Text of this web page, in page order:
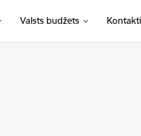
Valsts budžets Kontakti